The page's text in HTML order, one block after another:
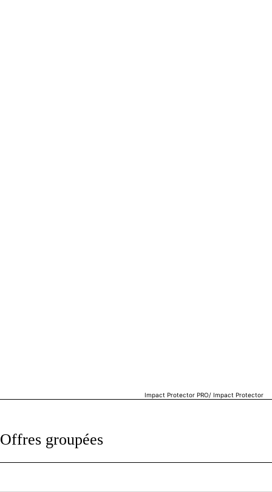
Impact Protector PRO/ Impact Protector
Offres groupées